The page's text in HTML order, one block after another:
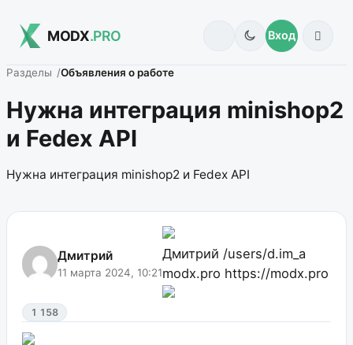
MODX.PRO Вход
Разделы Объявления о работе
Нужна интеграция minishop2
и Fedex API
Нужна интеграция minishop2 и Fedex API
Дмитрий
11 марта 2024, 10:21
Дмитрий /users/d.im_a
modx.pro https://modx.pro
1 158